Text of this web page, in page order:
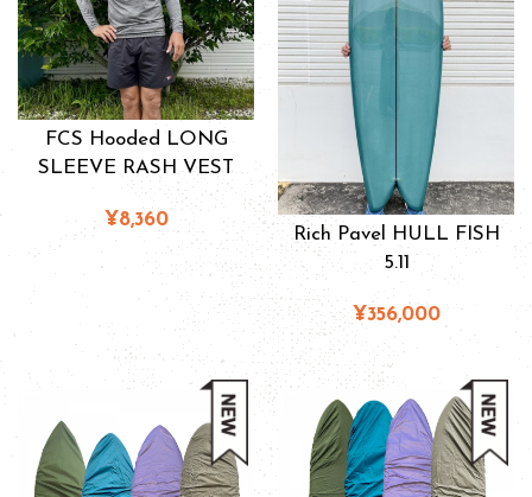
FCS Hooded LONG
SLEEVE RASH VEST
¥8,360
Rich Pavel HULL FISH
5.11
¥356,000